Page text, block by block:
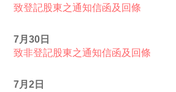
致登記股東之通知信函及回條
7月30日
致非登記股東之通知信函及回條
7月2日